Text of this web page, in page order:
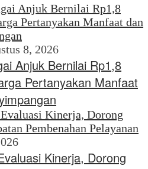
8, 2026
Anjuk Bernilai Rp1,8
Pertanyakan Manfaat
Kinerja, Dorong